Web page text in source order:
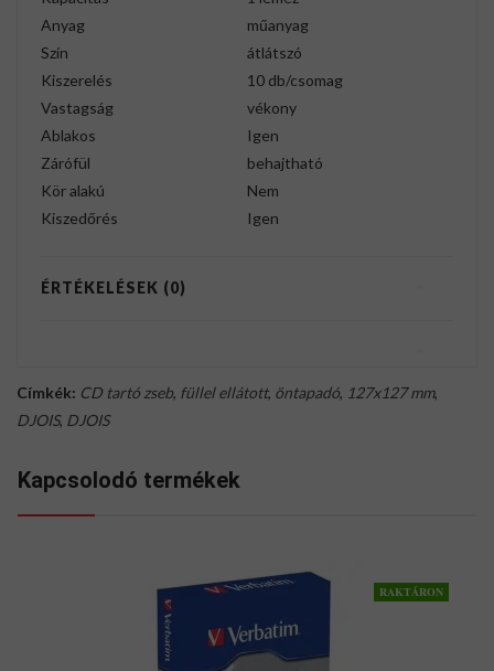
Anyag
műanyag
Szín
átlátszó
Kiszerelés
10 db/csomag
Vastagság
vékony
Ablakos
Igen
Zárófül
behajtható
Kör alakú
Nem
Kiszedőrés
Igen
ÉRTÉKELÉSEK (0)
Címkék: CD tartó zseb, füllel ellátott, öntapadó, 127x127 mm,
DJOIS, DJOIS
Kapcsolodó termékek
RAKTÁRON